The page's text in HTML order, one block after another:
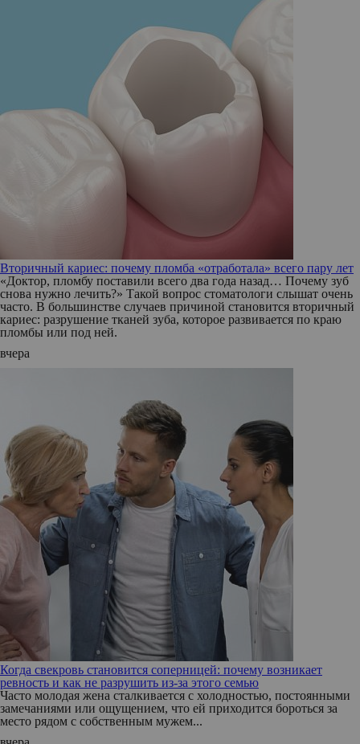
Вторичный кариес: почему пломба «отработала» всего пару лет
«Доктор, пломбу поставили всего два года назад… Почему зуб
снова нужно лечить?» Такой вопрос стоматологи слышат очень
часто. В большинстве случаев причиной становится вторичный
кариес: разрушение тканей зуба, которое развивается по краю
пломбы или под ней.
вчера
Когда свекровь становится соперницей: почему возникает
ревность и как не разрушить из-за этого семью
Часто молодая жена сталкивается с холодностью, постоянными
замечаниями или ощущением, что ей приходится бороться за
место рядом с собственным мужем...